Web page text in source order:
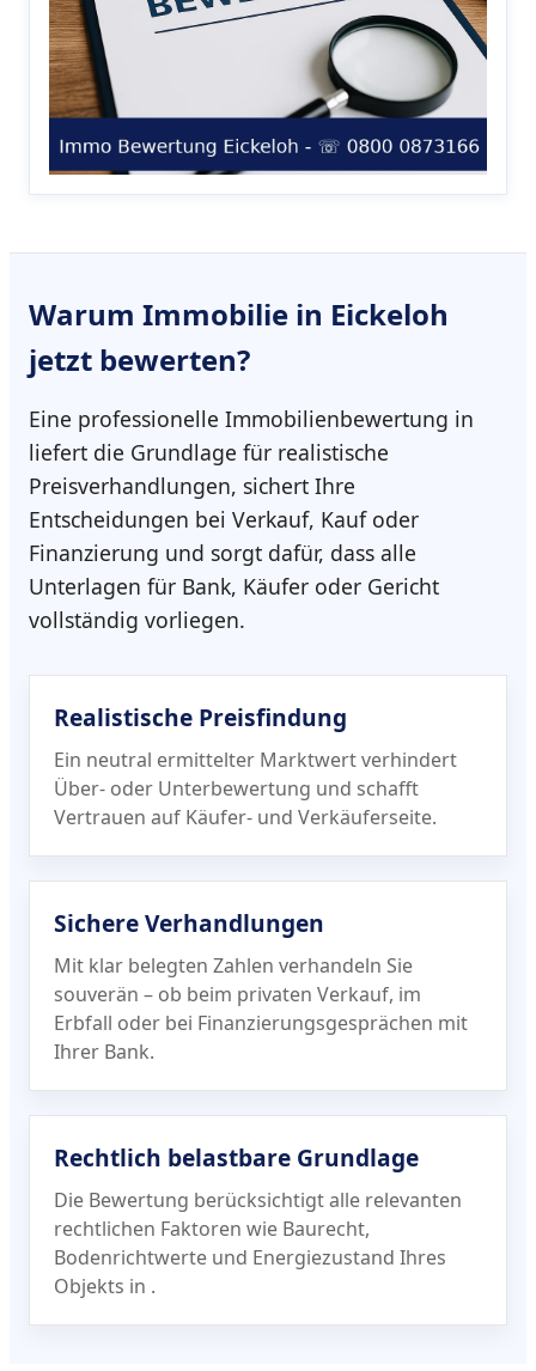
Warum Immobilie in Eickeloh
jetzt bewerten?
Eine professionelle Immobilienbewertung in
liefert die Grundlage für realistische
Preisverhandlungen, sichert Ihre
Entscheidungen bei Verkauf, Kauf oder
Finanzierung und sorgt dafür, dass alle
Unterlagen für Bank, Käufer oder Gericht
vollständig vorliegen.
Realistische Preisfindung
Ein neutral ermittelter Marktwert verhindert
Über- oder Unterbewertung und schafft
Vertrauen auf Käufer- und Verkäuferseite.
Sichere Verhandlungen
Mit klar belegten Zahlen verhandeln Sie
souverän – ob beim privaten Verkauf, im
Erbfall oder bei Finanzierungs­gesprächen mit
Ihrer Bank.
Rechtlich belastbare Grundlage
Die Bewertung berücksichtigt alle relevanten
rechtlichen Faktoren wie Baurecht,
Bodenrichtwerte und Energiezustand Ihres
Objekts in .